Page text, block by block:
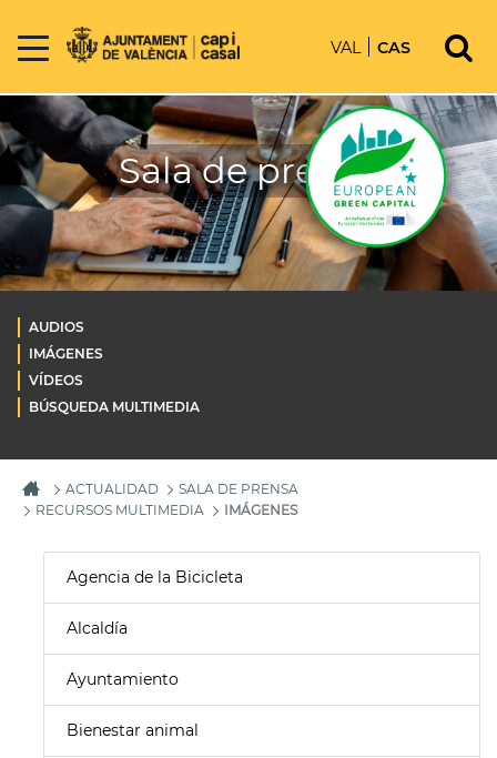
VAL CAS
Sala de prensa
AUDIOS
IMÁGENES
VÍDEOS
BÚSQUEDA MULTIMEDIA
ACTUALIDAD
SALA DE PRENSA
RECURSOS MULTIMEDIA
IMÁGENES
Agencia de la Bicicleta
Alcaldía
Ayuntamiento
Bienestar animal